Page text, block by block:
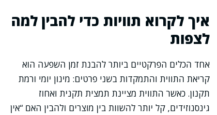
איך לקרוא תוויות כדי להבין למה
לצפות
אחד הכלים הפרקטיים ביותר להבנת זמן השפעה הוא
קריאת התווית והתמקדות בשני פרטים: מינון יומי ורמת
תקנון. כאשר התווית מציינת תמצית תקנית ואחוז
גינסנוזידים, קל יותר להשוות בין מוצרים ולהבין האם “אין